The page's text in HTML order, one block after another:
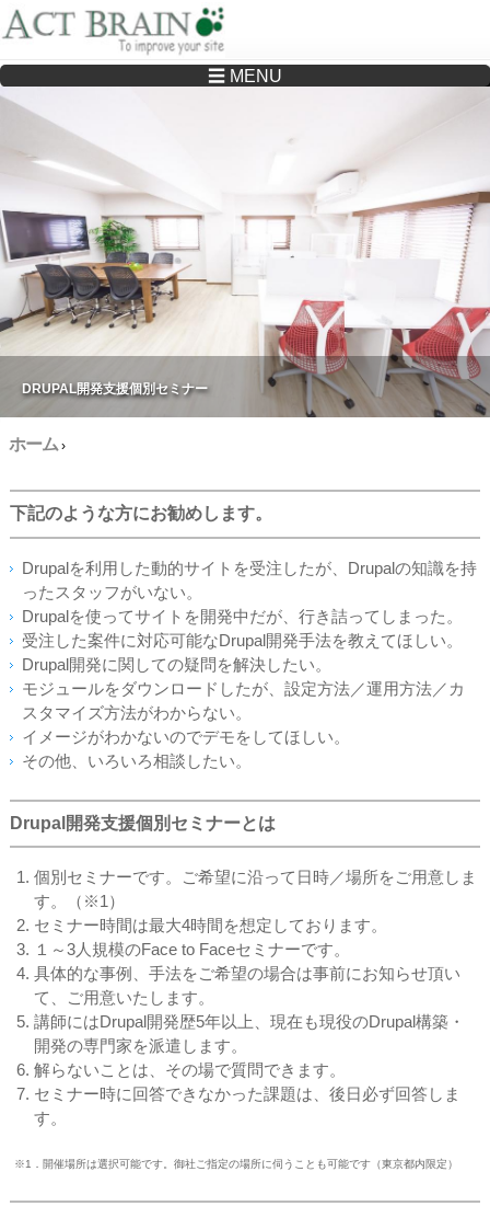
Drupalサイトの制作・保守をどこに頼んでいいか分からない方へ…まずはご相談く
ださい
☰ MENU
DRUPAL開発支援個別セミナー
ホーム›
下記のような方にお勧めします。
Drupalを利用した動的サイトを受注したが、Drupalの知識を持
ったスタッフがいない。
Drupalを使ってサイトを開発中だが、行き詰ってしまった。
受注した案件に対応可能なDrupal開発手法を教えてほしい。
Drupal開発に関しての疑問を解決したい。
モジュールをダウンロードしたが、設定方法／運用方法／カ
スタマイズ方法がわからない。
イメージがわかないのでデモをしてほしい。
その他、いろいろ相談したい。
Drupal開発支援個別セミナーとは
個別セミナーです。ご希望に沿って日時／場所をご用意しま
す。（※1）
セミナー時間は最大4時間を想定しております。
１～3人規模のFace to Faceセミナーです。
具体的な事例、手法をご希望の場合は事前にお知らせ頂い
て、ご用意いたします。
講師にはDrupal開発歴5年以上、現在も現役のDrupal構築・
開発の専門家を派遣します。
解らないことは、その場で質問できます。
セミナー時に回答できなかった課題は、後日必ず回答しま
す。
※1．開催場所は選択可能です。御社ご指定の場所に伺うことも可能です（東京都内限定）